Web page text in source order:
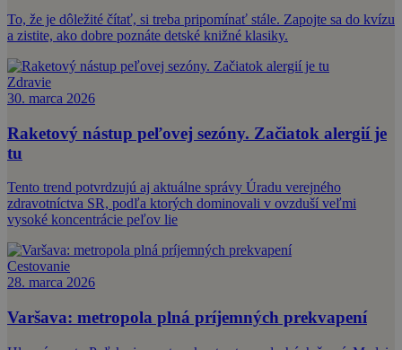
To, že je dôležité čítať, si treba pripomínať stále. Zapojte sa do kvízu
a zistite, ako dobre poznáte detské knižné klasiky.
Zdravie
30. marca 2026
Raketový nástup peľovej sezóny. Začiatok alergií je
tu
Tento trend potvrdzujú aj aktuálne správy Úradu verejného
zdravotníctva SR, podľa ktorých dominovali v ovzduší veľmi
vysoké koncentrácie peľov lie
Cestovanie
28. marca 2026
Varšava: metropola plná príjemných prekvapení